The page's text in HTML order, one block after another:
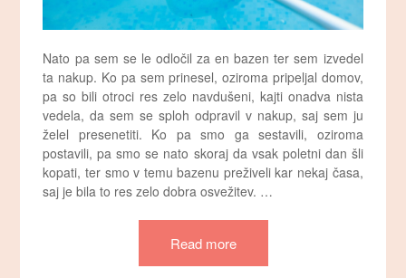
Nato pa sem se le odločil za en bazen ter sem izvedel
ta nakup. Ko pa sem prinesel, oziroma pripeljal domov,
pa so bili otroci res zelo navdušeni, kajti onadva nista
vedela, da sem se sploh odpravil v nakup, saj sem ju
želel presenetiti. Ko pa smo ga sestavili, oziroma
postavili, pa smo se nato skoraj da vsak poletni dan šli
kopati, ter smo v temu bazenu preživeli kar nekaj časa,
saj je bila to res zelo dobra osvežitev. …
Read more